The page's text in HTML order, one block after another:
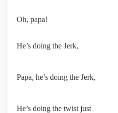
Oh, papa!
He’s doing the Jerk,
Papa, he’s doing the Jerk,
He’s doing the twist just